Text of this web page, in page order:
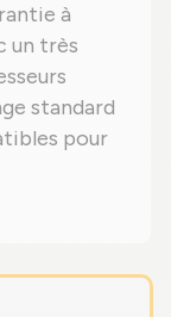
à
un très
standard
pour